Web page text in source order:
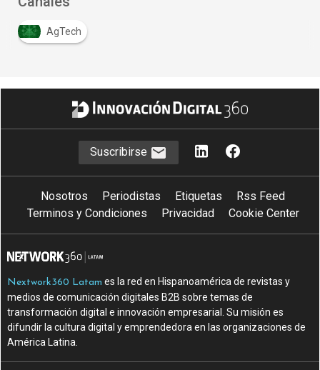
AgTech
Suscribirse
Nosotros Periodistas Etiquetas
Rss Feed
Terminos y Condiciones
Privacidad Cookie Center
Nextwork360 Latam es la red en Hispanoamérica de revistas y
medios de comunicación digitales B2B sobre temas de
transformación digital e innovación empresarial. Su misión es
difundir la cultura digital y emprendedora en las organizaciones de
América Latina.